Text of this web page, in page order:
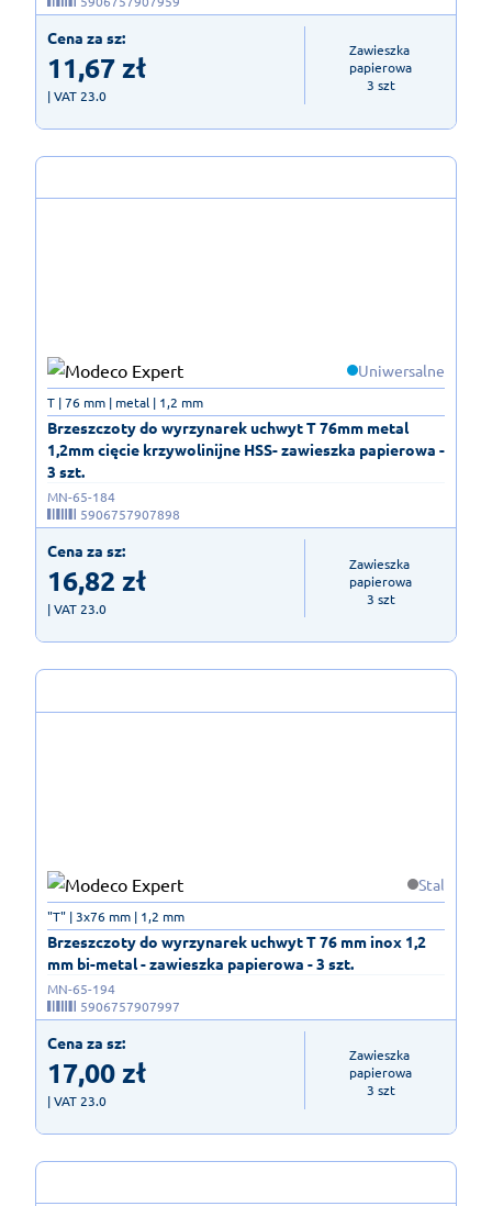
Cena za sz:
11,67zł
| VAT 23.0
Zawieszka
papierowa
3 szt
Uniwersalne
Brzeszczoty do wyrzynarek uchwyt T 76mm metal
1,2mm cięcie krzywolinijne HSS- zawieszka papierowa -
3 szt.
T | 76 mm | metal | 1,2 mm
MN-65-184
5906757907898
Cena za sz:
16,82 zł
| VAT 23.0
Zawieszka
papierowa
3 szt
Stal
Brzeszczoty do wyrzynarek uchwyt T 76 mm inox 1,2
mm bi-metal - zawieszka papierowa - 3 szt.
"T" | 3x76 mm | 1,2 mm
MN-65-194
5906757907997
Cena za sz:
17,00zł
| VAT 23.0
Zawieszka
papierowa
3 szt